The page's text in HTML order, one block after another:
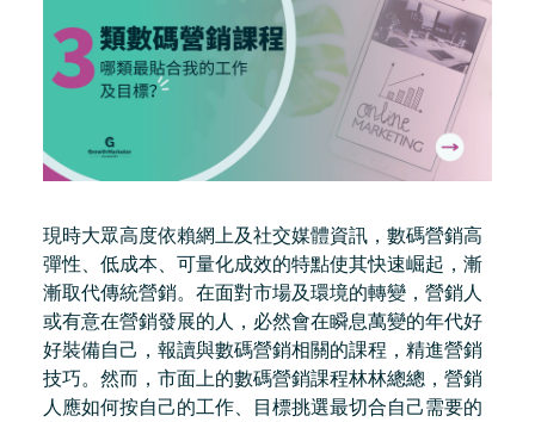
現時大眾高度依賴網上及社交媒體資訊，數碼營銷高
彈性、低成本、可量化成效的特點使其快速崛起，漸
漸取代傳統營銷。在面對市場及環境的轉變，營銷人
或有意在營銷發展的人，必然會在瞬息萬變的年代好
好裝備自己，報讀與數碼營銷相關的課程，精進營銷
技巧。然而，市面上的數碼營銷課程林林總總，營銷
人應如何按自己的工作、目標挑選最切合自己需要的